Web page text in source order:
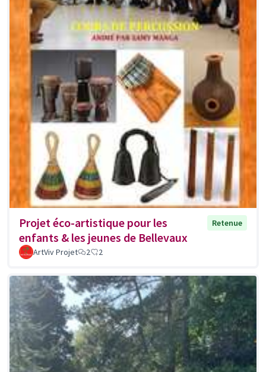
Projet éco-artistique pour les
enfants & les jeunes de Bellevaux
Retenue
ArtViv Projet 2 2